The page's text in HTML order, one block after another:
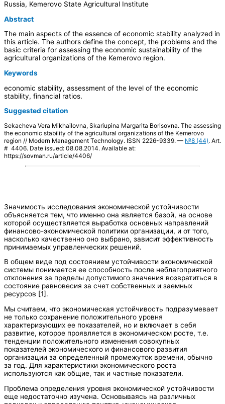
Russia, Kemerovo State Agricultural Institute
Abstract
The main aspects of the essence of economic stability analyzed in
this article. The authors define the concept, the problems and the
basic criteria for assessing the economic sustainability of the
agricultural organizations of the Kemerovo region.
Keywords
economic stability, assessment of the level of the economic
stability, financial ratios.
Suggested citation
Sekacheva Vera Mikhailovna, Skariupina Margarita Borisovna. The assessing
the economic stability of the agricultural organizations of the Kemerovo
region // Modern Management Technology. ISSN 2226-9339. — №8 (44). Art.
# 4406. Date issued: 08.08.2014. Available at:
https://sovman.ru/article/4406/
Значимость исследования экономической устойчивости
объясняется тем, что именно она является базой, на основе
которой осуществляется выработка основных направлений
финансово-экономической политики организации, и от того,
насколько качественно оно выбрано, зависит эффективность
принимаемых управленческих решений.
В общем виде под состоянием устойчивости экономической
системы понимается ее способность после неблагоприятного
отклонения за пределы допустимого значения возвратиться в
состояние равновесия за счет собственных и заемных
ресурсов [1].
Мы считаем, что экономическая устойчивость подразумевает
не только сохранение положительного уровня
характеризующих ее показателей, но и включает в себя
развитие, которое проявляется в экономическом росте, т.е.
тенденции положительного изменения совокупных
показателей экономического и финансового развития
организации за определенный промежуток времени, обычно
за год. Для характеристики экономического роста
используются как общие, так и частные показатели.
Проблема определения уровня экономической устойчивости
еще недостаточно изучена. Основываясь на различных